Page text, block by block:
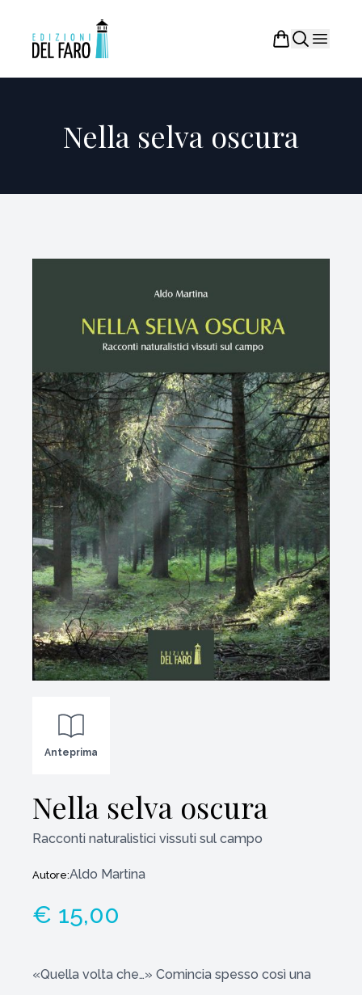
Nella selva oscura
Anteprima
Nella selva oscura
Racconti naturalistici vissuti sul campo
Autore:Aldo Martina
€ 15,00
«Quella volta che…» Comincia spesso così una